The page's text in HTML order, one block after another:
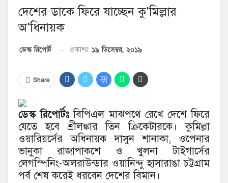
দেশের ডাকে ফিরে যাচ্ছেন কু’মিল্লার
অ’ধিনায়ক
ডেস্ক রিপোর্ট প্রকাশঃ ১৯ ডিসেম্বর, ২০১৯
Share
ডেস্ক রিপোর্টঃ বিপিএল মাঝপথে রেখে দেশে ফিরে
যেতে হবে শ্রীলঙ্কার তিন ক্রিকেটারকে। কুমিল্লা
ওয়ারিয়র্সের অধিনায়ক দাসুন শানাকা, ওপেনার
ভানুকা রাজাপাকশে ও খুলনা টাইগার্সের
লেগস্পিনিং-অলরাউন্ডার ওয়ানিন্দু হাসারাঙা চট্টগ্রাম
পর্ব শেষ করেই ধরবেন দেশের বিমান।